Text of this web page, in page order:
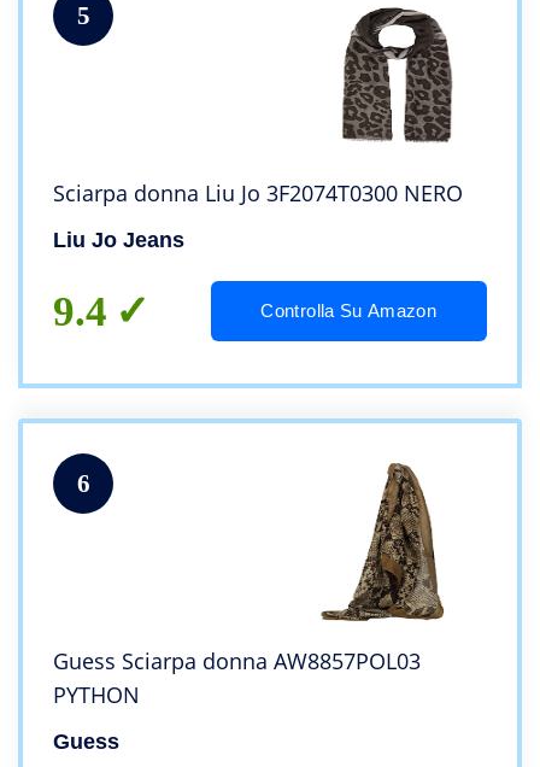
5
Sciarpa donna Liu Jo 3F2074T0300 NERO
Liu Jo Jeans
9.4 Controlla Su Amazon
6
Guess Sciarpa donna AW8857POL03
PYTHON
Guess